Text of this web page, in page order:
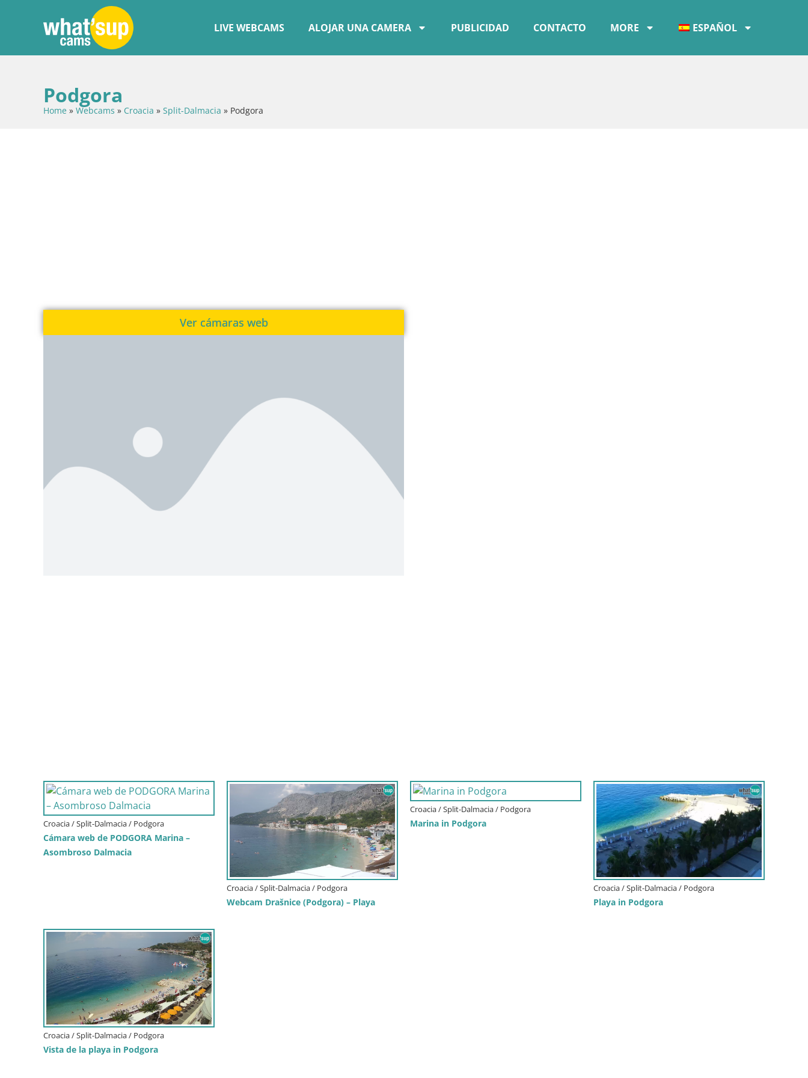
LIVE WEBCAMS ALOJAR UNA CAMERA PUBLICIDAD CONTACTO MORE ESPAÑOL
Podgora
Home » Webcams » Croacia » Split-Dalmacia » Podgora
Ver cámaras web
Croacia / Split-Dalmacia / Podgora
Cámara web de PODGORA Marina –
Asombroso Dalmacia
Croacia / Split-Dalmacia / Podgora
Webcam Drašnice (Podgora) – Playa
Croacia / Split-Dalmacia / Podgora
Marina in Podgora
Croacia / Split-Dalmacia / Podgora
Playa in Podgora
Croacia / Split-Dalmacia / Podgora
Vista de la playa in Podgora